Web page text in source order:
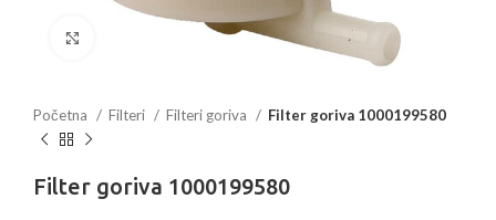
Početna Filteri Filteri goriva Filter goriva 1000199580
Filter goriva 1000199580